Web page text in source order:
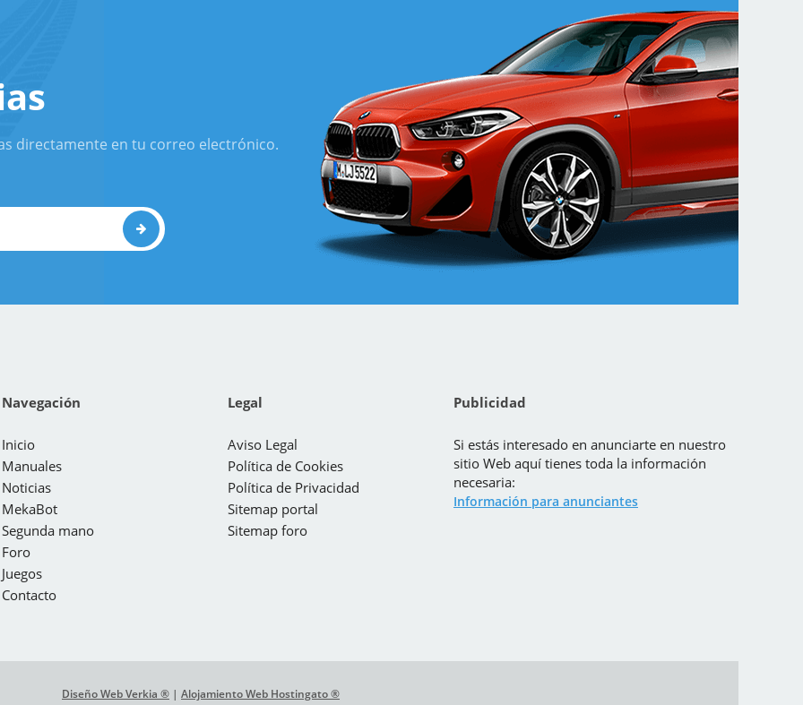
directamente en tu correo electrónico.
Navegación
Inicio
Manuales
Noticias
MekaBot
Segunda mano
Foro
Juegos
Contacto
Legal
Aviso Legal
Política de Cookies
Política de Privacidad
Sitemap portal
Sitemap foro
Publicidad
Si estás interesado en anunciarte en nuestro
sitio Web aquí tienes toda la información
necesaria:
Información para anunciantes
Diseño Web Verkia ® | Alojamiento Web Hostingato ®